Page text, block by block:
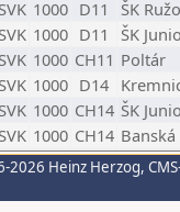
SVK 1000 D11
ŠK
SVK 1000 D11
ŠK
SVK 1000 CH11 Poltár
SVK 1000 D14
SVK 1000 CH14 ŠK
SVK 1000 CH14
2026 Heinz Herzog,